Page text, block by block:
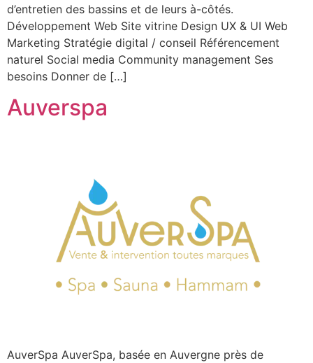
d’entretien des bassins et de leurs à-côtés.
Développement Web Site vitrine Design UX & UI Web
Marketing Stratégie digital / conseil Référencement
naturel Social media Community management Ses
besoins Donner de […]
Auverspa
AuverSpa AuverSpa, basée en Auvergne près de